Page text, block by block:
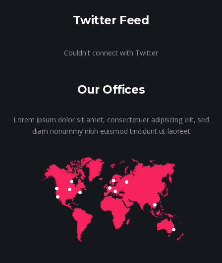
Twitter Feed
Couldn't connect with Twitter
Our Offices
Lorem ipsum dolor sit amet, consectetuer adipiscing elit, sed
diam nonummy nibh euismod tincidunt ut laoreet